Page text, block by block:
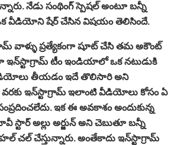
నేడు సంథింగ్ స్పెషల్ అంటూ బన్నీ
ఒక వీడియోని షేర్ చేసిన విషయం తెలిసిందే.
వాళ్ళు ప్రత్యేకంగా షూట్ చేసి తమ అకౌంట్
ఇన్‌స్టాగ్రామ్ టీం ఇండియాలో ఒక నటుడుకి
వీడియోలు తీయడం ఇదే తొలిసారి అని
వరకు ఇన్‌స్టాగ్రామ్ ఇలాంటి వీడియోలు కోసం ఏ
ఇక ఈ అవకాశం అందుకున్న
అల్లు అర్జున్ అని చెబుతూ బన్నీ
చల్ చేస్తున్నారు. అంతేకాదు ఇన్‌స్టాగ్రామ్